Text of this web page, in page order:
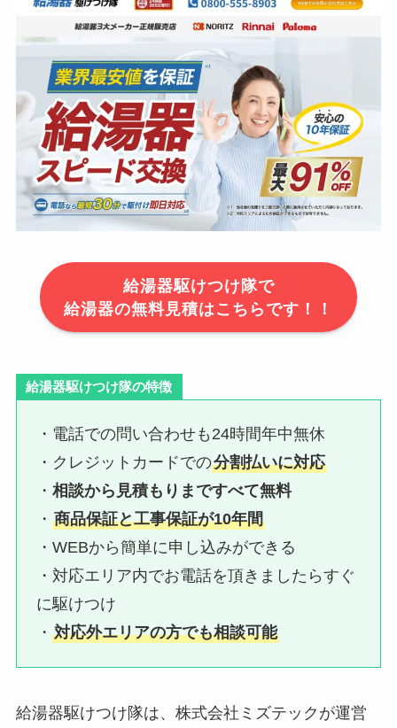
給湯器駆けつけ隊で
給湯器の無料見積はこちらです！！
給湯器駆けつけ隊の特徴
・電話での問い合わせも24時間年中無休
・クレジットカードでの分割払いに対応
・相談から見積もりまですべて無料
・商品保証と工事保証が10年間
・WEBから簡単に申し込みができる
・対応エリア内でお電話を頂きましたらすぐ
に駆けつけ
・対応外エリアの方でも相談可能
給湯器駆けつけ隊は、株式会社ミズテックが運営